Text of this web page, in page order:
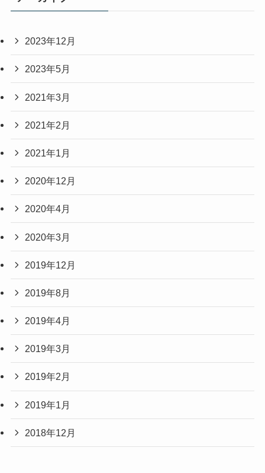
2023年12月
2023年5月
2021年3月
2021年2月
2021年1月
2020年12月
2020年4月
2020年3月
2019年12月
2019年8月
2019年4月
2019年3月
2019年2月
2019年1月
2018年12月